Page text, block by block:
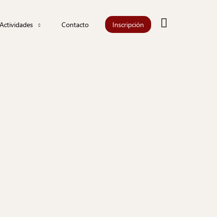
Actividades
Contacto Inscripción Buscar